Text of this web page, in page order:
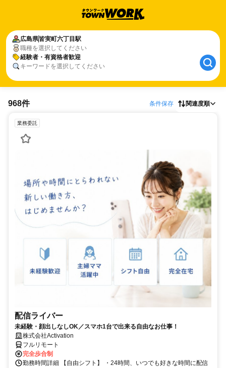
広島県皆実町六丁目駅
職種を選択してください
経験者・有資格者歓迎
キーワードを選択してください
968件 条件保存 関連度順
業務委託
配信ライバー
未経験・顔出しなしOK／スマホ1台で出来る自由なお仕事！
株式会社Activation
フルリモート
完全歩合制
勤務時間詳細 【自由シフト】 ・24時間、いつでも好きな時間に配信